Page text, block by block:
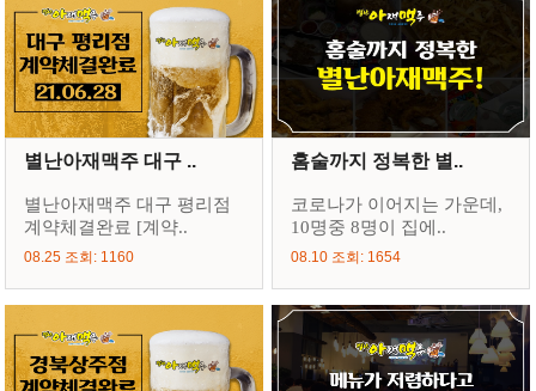
별난아재맥주 대구 ..
별난아재맥주 대구 평리점
계약체결완료 [계약..
08.25 조회: 1160
홈술까지 정복한 별..
코로나가 이어지는 가운데,
10명중 8명이 집에..
08.10 조회: 1654